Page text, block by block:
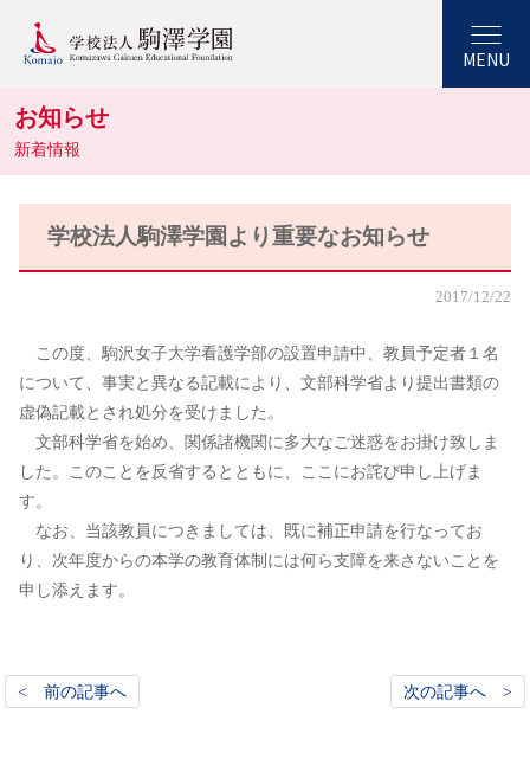
MENU
お知らせ
新着情報
学校法人駒澤学園より重要なお知らせ
2017/12/22
この度、駒沢女子大学看護学部の設置申請中、教員予定者１名
について、事実と異なる記載により、文部科学省より提出書類の
虚偽記載とされ処分を受けました。
文部科学省を始め、関係諸機関に多大なご迷惑をお掛け致しま
した。このことを反省するとともに、ここにお詫び申し上げま
す。
なお、当該教員につきましては、既に補正申請を行なってお
り、次年度からの本学の教育体制には何ら支障を来さないことを
申し添えます。
< 前の記事へ 次の記事へ >